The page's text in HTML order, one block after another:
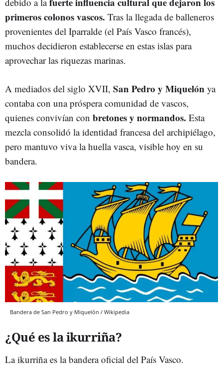
primeros colonos vascos. Tras la llegada de balleneros
provenientes del Iparralde (el País Vasco francés),
muchos decidieron establecerse en estas islas para
aprovechar las riquezas marinas.
A mediados del siglo XVII, San Pedro y Miquelón ya
contaba con una próspera comunidad de vascos,
quienes convivían con bretones y normandos. Esta
mezcla consolidó la identidad francesa del archipiélago,
pero mantuvo viva la huella vasca, visible hoy en su
bandera.
Bandera de San Pedro y Miquelón / Wikipedia
¿Qué es la ikurriña?
La ikurriña es la bandera oficial del País Vasco.